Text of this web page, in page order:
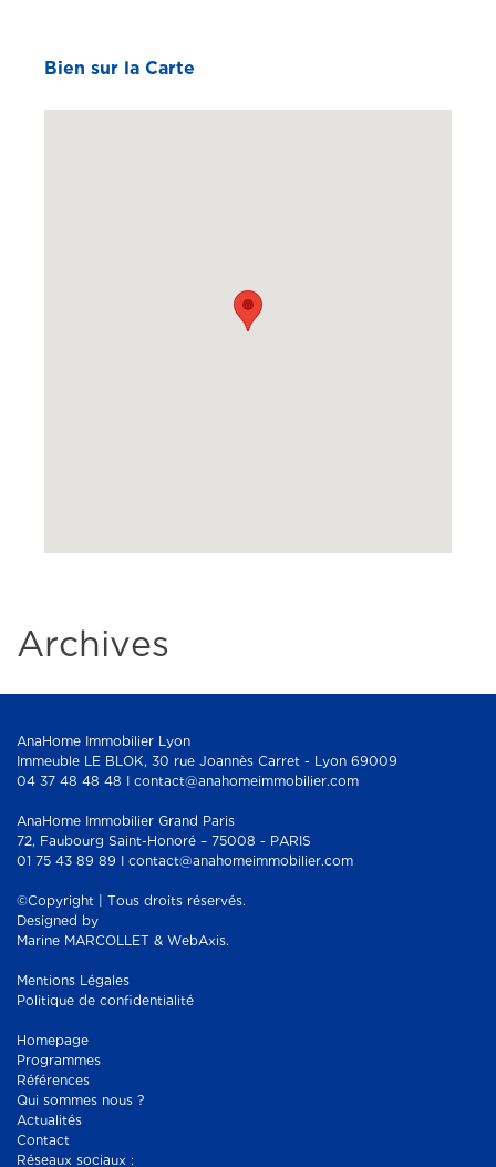
Bien sur la Carte
Archives
AnaHome Immobilier Lyon
Immeuble LE BLOK, 30 rue Joannès Carret - Lyon 69009
04 37 48 48 48 I contact@anahomeimmobilier.com
AnaHome Immobilier Grand Paris
72, Faubourg Saint-Honoré – 75008 - PARIS
01 75 43 89 89 I contact@anahomeimmobilier.com
©Copyright | Tous droits réservés.
Designed by
Marine MARCOLLET & WebAxis.
Mentions Légales
Politique de confidentialité
Homepage
Programmes
Références
Qui sommes nous ?
Actualités
Contact
Réseaux sociaux :